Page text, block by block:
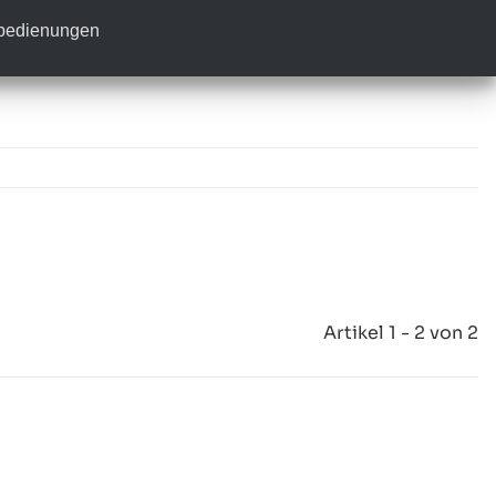
Artikel 1 - 2 von 2